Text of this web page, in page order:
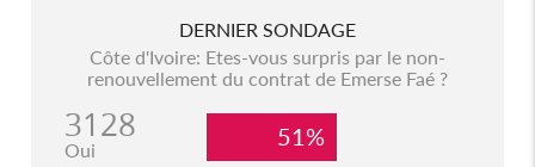
DERNIER SONDAGE
Côte d'Ivoire: Etes-vous surpris par le non-
renouvellement du contrat de Emerse Faé ?
3128
Oui 51%